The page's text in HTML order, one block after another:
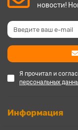
новости!
Я прочитал и
персональных
Информация